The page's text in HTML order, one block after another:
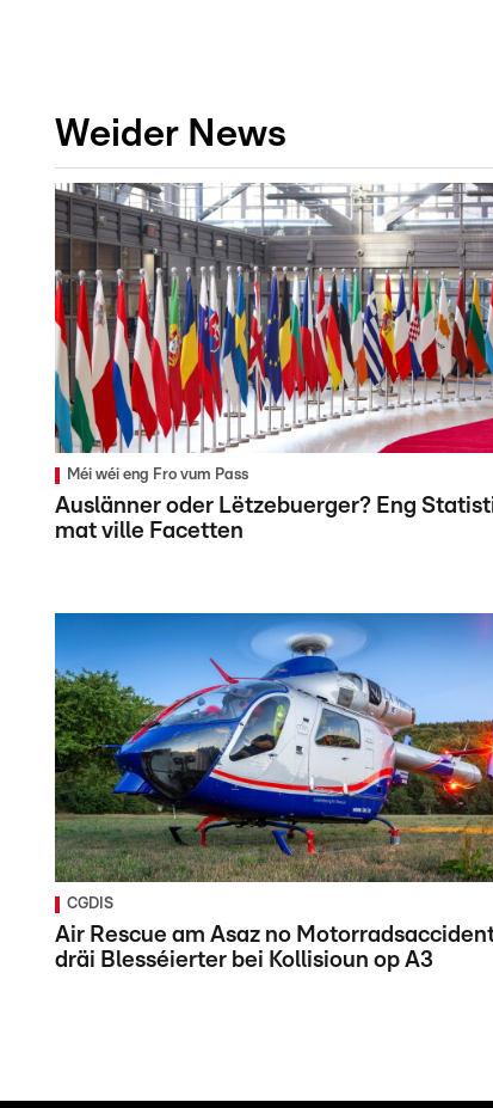
Weider News
Méi wéi eng Fro vum Pass
Auslänner oder Lëtzebuerger? Eng
mat ville Facetten
CGDIS
Air Rescue am Asaz no
dräi Blesséierter bei Kollisioun op A3